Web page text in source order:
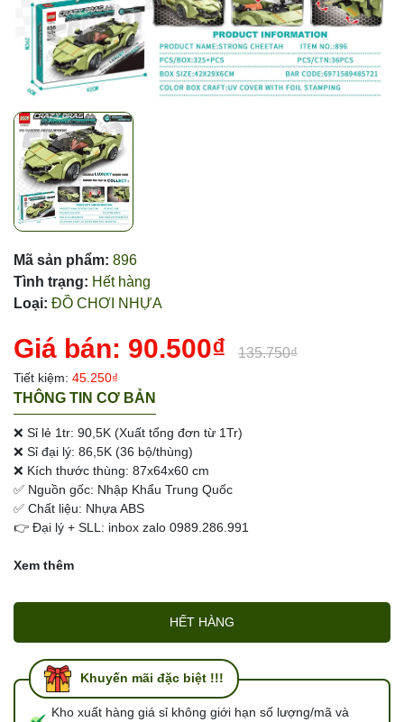
Mã sản phẩm: 896
Tình trạng: Hết hàng
Loại: ĐỒ CHƠI NHỰA
Giá bán: 90.500₫ 135.750₫
Tiết kiệm: 45.250₫
THÔNG TIN CƠ BẢN
❌ Sỉ lẻ 1tr: 90,5K (Xuất tổng đơn từ 1Tr)
❌ Sỉ đại lý: 86,5K (36 bộ/thùng)
❌ Kích thước thùng: 87x64x60 cm
✅ Nguồn gốc: Nhập Khẩu Trung Quốc
✅ Chất liệu: Nhựa ABS
👉 Đại lý + SLL: inbox zalo 0989.286.991
Xem thêm
HẾT HÀNG
Khuyến mãi đặc biệt !!!
Kho xuất hàng giá sỉ không giới hạn số lượng/mã và
Ngày hết hạn:
Điều kiện: